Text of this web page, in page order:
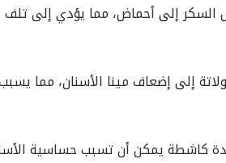
السكر إلى أحماض، مما يؤدي إلى
إلى إضعاف مينا الأسنان، مما يسبب
كاشطة يمكن أن تسبب حساسية